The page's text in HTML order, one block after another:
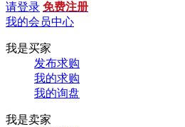
请登录 免费注册
我的会员中心
我是买家
发布求购
我的求购
我的询盘
我是卖家